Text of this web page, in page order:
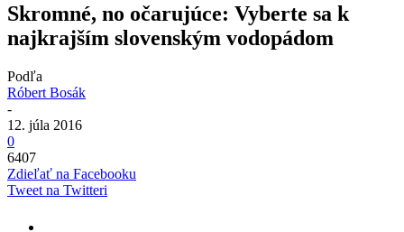
Skromné, no očarujúce: Vyberte sa k
najkrajším slovenským vodopádom
Podľa
Róbert Bosák
-
12. júla 2016
0
6407
Zdieľať na Facebooku
Tweet na Twitteri